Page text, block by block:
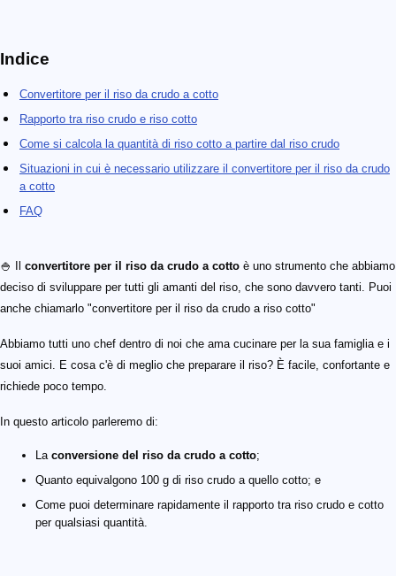
Indice
Convertitore per il riso da crudo a cotto
Rapporto tra riso crudo e riso cotto
Come si calcola la quantità di riso cotto a partire dal riso crudo
Situazioni in cui è necessario utilizzare il convertitore per il riso da crudo
a cotto
FAQ
🍚 Il convertitore per il riso da crudo a cotto è uno strumento che abbiamo
deciso di sviluppare per tutti gli amanti del riso, che sono davvero tanti. Puoi
anche chiamarlo "convertitore per il riso da crudo a riso cotto"
Abbiamo tutti uno chef dentro di noi che ama cucinare per la sua famiglia e i
suoi amici. E cosa c'è di meglio che preparare il riso? È facile, confortante e
richiede poco tempo.
In questo articolo parleremo di:
La conversione del riso da crudo a cotto;
Quanto equivalgono 100 g di riso crudo a quello cotto; e
Come puoi determinare rapidamente il rapporto tra riso crudo e cotto
per qualsiasi quantità.